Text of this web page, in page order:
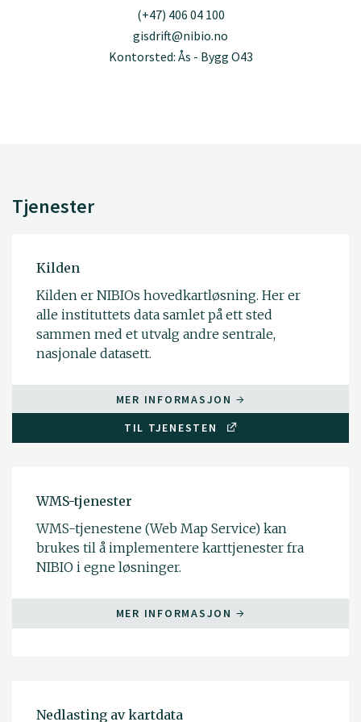
(+47) 406 04 100
gisdrift@nibio.no
Kontorsted: Ås - Bygg O43
Tjenester
Kilden
Kilden er NIBIOs hovedkartløsning. Her er
alle instituttets data samlet på ett sted
sammen med et utvalg andre sentrale,
nasjonale datasett.
MER INFORMASJON
TIL TJENESTEN
WMS-tjenester
WMS-tjenestene (Web Map Service) kan
brukes til å implementere karttjenester fra
NIBIO i egne løsninger.
MER INFORMASJON
Nedlasting av kartdata